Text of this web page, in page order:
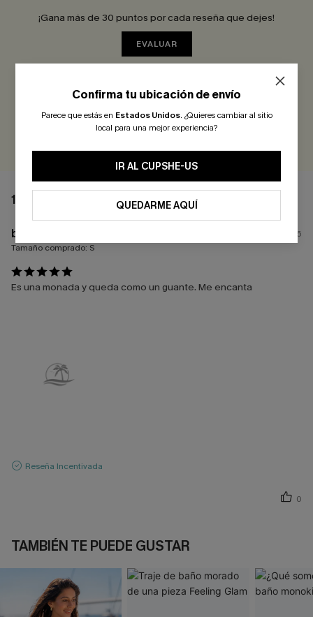
¡Gana más de 30 puntos por cada reseña que dejes!
EVALUAR
1 COMENTARIO
b****
27/06/2026
Tamaño comprado: S
Es una monada y queda como un guante. Me encanta
Reseña Incentivada
0
TAMBIÉN TE PUEDE GUSTAR
Confirma tu ubicación de envío
Parece que estás en Estados Unidos. ¿Quieres cambiar al sitio
local para una mejor experiencia?
IR AL CUPSHE-US
QUEDARME AQUÍ